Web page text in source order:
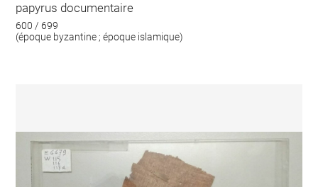
papyrus documentaire
600 / 699
(époque byzantine ; époque islamique)